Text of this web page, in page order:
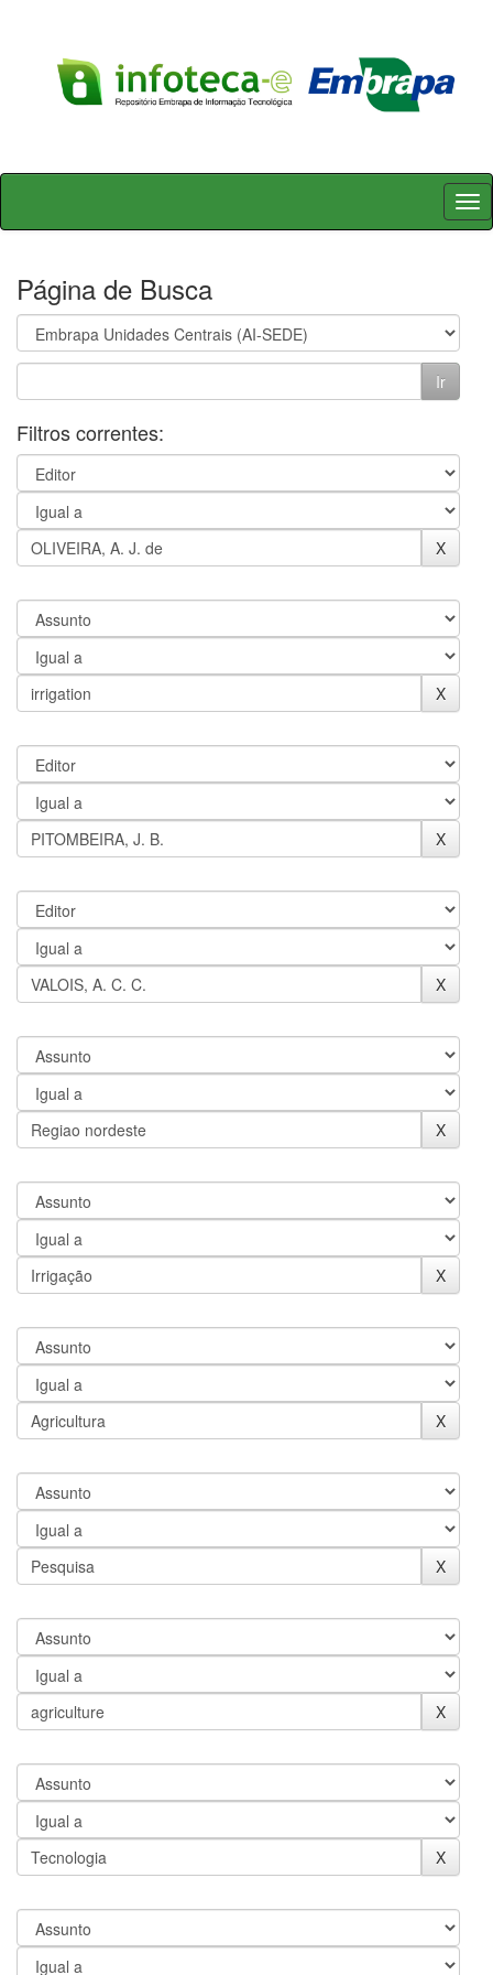
Skip
Página de Busca
Filtros correntes: